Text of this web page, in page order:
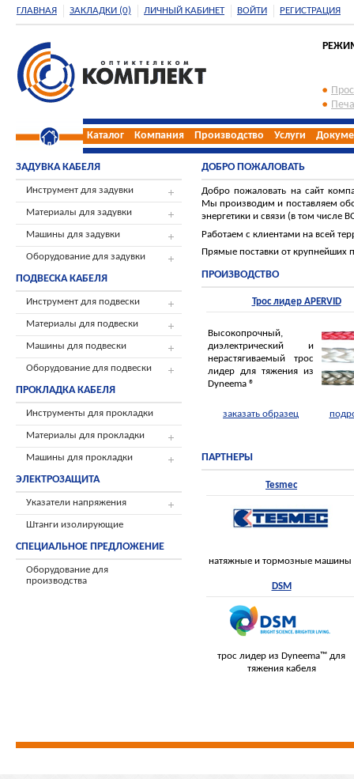
ГЛАВНАЯ ЗАКЛАДКИ (0) ЛИЧНЫЙ КАБИНЕТ ВОЙТИ РЕГИСТРАЦИЯ
Каталог Компания Производство Услуги
ЗАДУВКА КАБЕЛЯ
Инструмент для задувки
Материалы для задувки
Машины для задувки
Оборудование для задувки
ПОДВЕСКА КАБЕЛЯ
Инструмент для подвески
Материалы для подвески
Машины для подвески
Оборудование для подвески
ПРОКЛАДКА КАБЕЛЯ
Инструменты для прокладки
Материалы для прокладки
Машины для прокладки
ЭЛЕКТРОЗАЩИТА
Указатели напряжения
Штанги изолирующие
СПЕЦИАЛЬНОЕ ПРЕДЛОЖЕНИЕ
Оборудование для
производства
ДОБРО ПОЖАЛОВАТЬ
Добро пожаловать на сайт
Мы производим и поставляем
энергетики и связи (в том числе
Работаем с клиентами на всей
Прямые поставки от крупнейших
ПРОИЗВОДСТВО
Трос лидер APERVID
Высокопрочный,
диэлектрический и
нерастягиваемый трос
лидер для тяжения из
Dyneema ®
заказать образец
ПАРТНЕРЫ
Tesmec
натяжные и тормозные машины
DSM
трос лидер из Dyneema™ для
тяжения кабеля